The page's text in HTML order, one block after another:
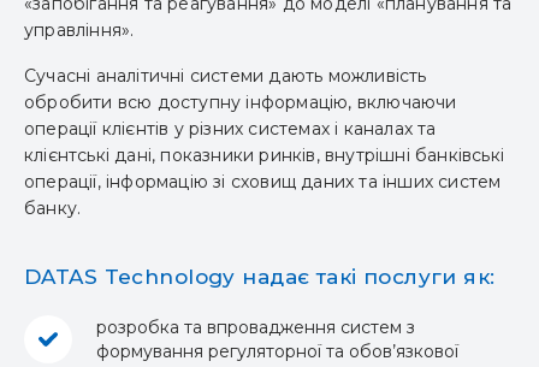
управління».
Сучасні аналітичні системи дають можливість
обробити всю доступну інформацію, включаючи
операції клієнтів у різних системах і каналах та
клієнтські дані, показники ринків, внутрішні банківські
операції, інформацію зі сховищ даних та інших систем
банку.
DATAS Technology надає такі послуги як:
розробка та впровадження систем з
формування регуляторної та обов’язкової